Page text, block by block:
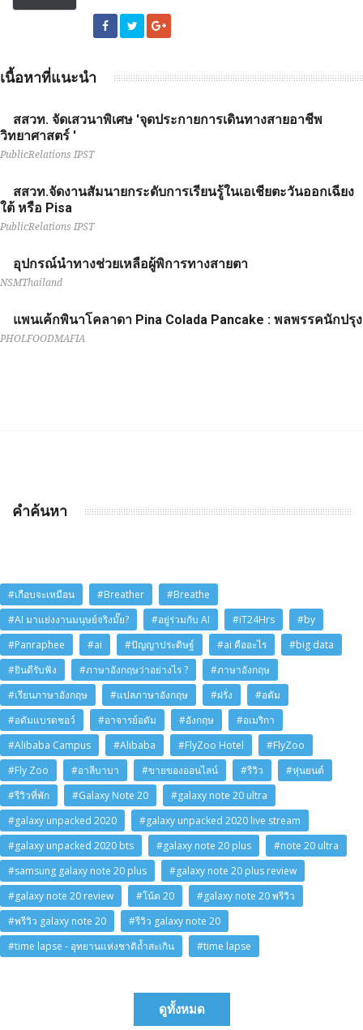
เนื้อหาที่แนะนำ
สสวท. จัดเสวนาพิเศษ 'จุดประกายการเดินทางสายอาชีพ
วิทยาศาสตร์ '
PublicRelations IPST
สสวท.จัดงานสัมนายกระดับการเรียนรู้ในเอเชียตะวันออกเฉียง
ใต้ หรือ Pisa
PublicRelations IPST
อุปกรณ์นำทางช่วยเหลือผู้พิการทางสายตา
NSMThailand
แพนเค้กพินาโคลาดา Pina Colada Pancake : พลพรรคนักปรุง
PHOLFOODMAFIA
คำค้นหา
#เกือบจะเหมือน #Breather
#Breathe
#AI มาแย่งงานมนุษย์จริงมั๊ย?
#อยู่ร่วมกับ AI #iT24Hrs
#by
#Panraphee
#ai #ปัญญาประดิษฐ์ #ai คืออะไร
#big data
#ยินดีรับฟัง
#ภาษาอังกฤษว่าอย่างไร ?
#ภาษาอังกฤษ
#เรียนภาษาอังกฤษ
#แปลภาษาอังกฤษ #ฝรั่ง
#อดัม
#อดัมแบรดชอว์
#อาจารย์อดัม #อังกฤษ
#อเมริกา
#Alibaba Campus
#Alibaba #FlyZoo Hotel
#FlyZoo
#Fly Zoo
#อาลีบาบา #ขายของออนไลน์ #รีวิว
#หุ่นยนต์
#รีวิวที่พัก
#Galaxy Note 20
#galaxy note 20 ultra
#galaxy unpacked 2020
#galaxy unpacked 2020 live stream
#galaxy unpacked 2020 bts
#galaxy note 20 plus
#note 20 ultra
#samsung galaxy note 20 plus
#galaxy note 20 plus review
#galaxy note 20 review
#โน้ต 20
#galaxy note 20 พรีวิว
#พรีวิว galaxy note 20
#รีวิว galaxy note 20
#time lapse - อุทยานแห่งชาติถ้ำสะเกิน
#time lapse
ดูทั้งหมด